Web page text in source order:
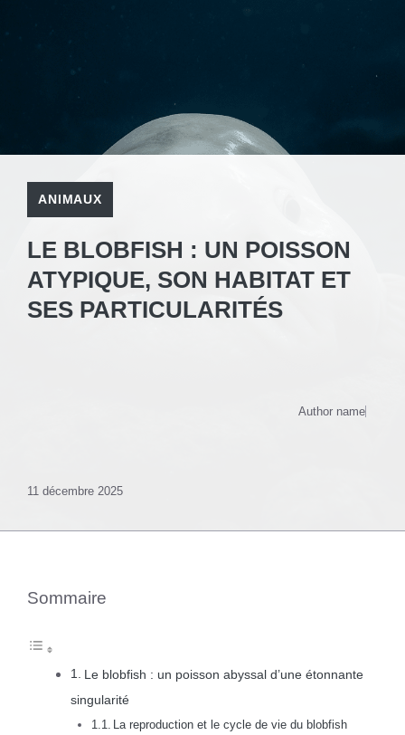
ANIMAUX
LE BLOBFISH : UN POISSON
ATYPIQUE, SON HABITAT ET
SES PARTICULARITÉS
Author name
11 décembre 2025
Sommaire
Le blobfish : un poisson abyssal d’une étonnante
singularité
La reproduction et le cycle de vie du blobfish